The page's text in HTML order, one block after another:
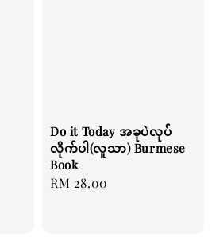
Do it Today အခုပဲလုပ်
လိုက်ပါ(လူသာ) Burmese
Book
Regular
RM 28.00